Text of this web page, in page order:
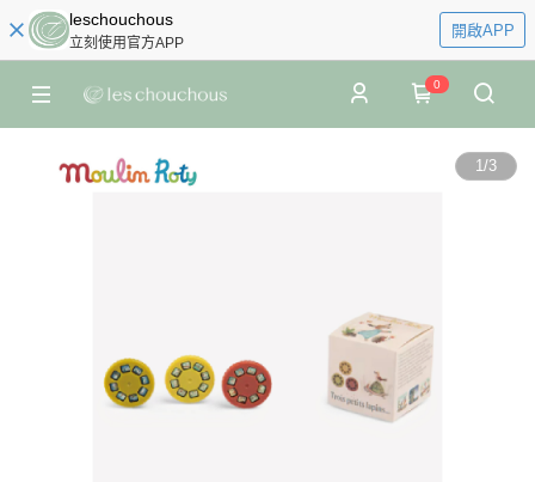
leschouchous
立刻使用官方APP
開啟APP
0
1/3